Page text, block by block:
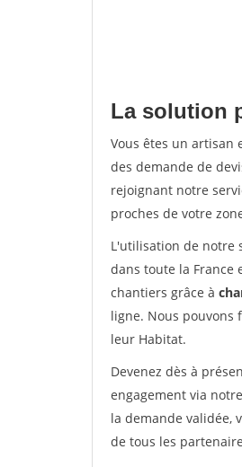
La solution
Vous êtes un artisan
des demande de
rejoignant notre
proches de votre
L'utilisation de notre
dans toute la France
chantiers grâce à
ligne. Nous pouvons
leur Habitat.
Devenez dès à
engagement via
la demande validée,
de tous les